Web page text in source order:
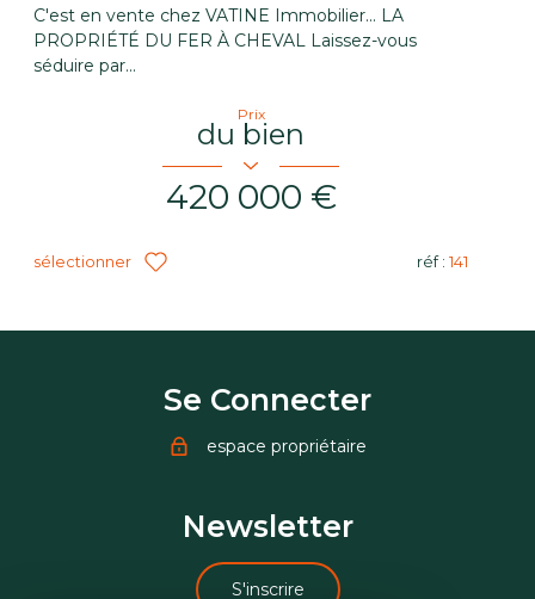
C'est en vente chez VATINE Immobilier... LA
PROPRIÉTÉ DU FER À CHEVAL Laissez-vous
séduire par...
Prix
du bien
420 000 €
sélectionner réf : 141
Se Connecter
espace propriétaire
Newsletter
S'inscrire